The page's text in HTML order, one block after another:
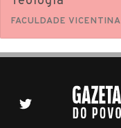
FACULDADE VICENTINA